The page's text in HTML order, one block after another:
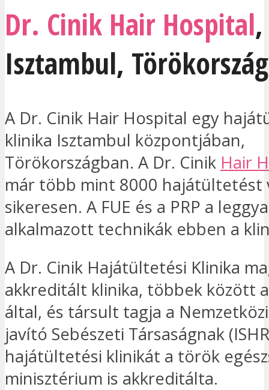
Dr. Cinik Hair Hospital,
Isztambul, Törökország
A Dr. Cinik Hair Hospital egy
klinika Isztambul központjában,
Törökországban. A Dr. Cinik Hair
már több mint 8000 hajátültetést
sikeresen. A FUE és a PRP a
alkalmazott technikák ebben a
A Dr. Cinik Hajátültetési Klinika
akkreditált klinika, többek között a
által, és társult tagja a
javító Sebészeti Társaságnak
hajátültetési klinikát a török
minisztérium is akkreditálta.